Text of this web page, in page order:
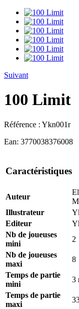
Suivant
100 Limit
Référence : Ykn001r
Ean: 3770038376008
Caractéristiques
Auteur
Illustrateur
Editeur
Nb de joueuses
mini
2
Nb de joueuses
maxi
8
Temps de partie
mini
3
Temps de partie
maxi